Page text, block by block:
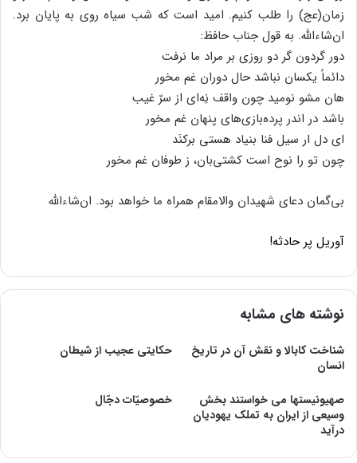
زمان(عج) را طلب کنیم. امید است که شب سیاه روی به پایان برد.
ان‌شاءالله. به قول جناب حافظ:
دور گردون گر دو روزی بر مراد ما نرفت
دائماً یکسان نباشد حال دوران غم مخور
هان مشو نومید چون واقف نِه‌ای از سرّ غیب
باشد در اندر پرده‌بازی‌های پنهان غم مخور
ای دل ار سیل فنا بنیاد هستی برکنَد
چون تو را نوح است کشتی‌بان، ز طوفان غم مخور
بی‌گمان دعای شهیدان والامقام همراه ما خواهد بود. ان‌شاءالله
آوریل پر حادثه!
نوشته های مشابه
شناخت کابالا و نقش آن در تاریخ
انسان
حکایتی عجیب از شیطان
صهیونیستها می خواستند بخش
وسیعی از ایران به تملک یهودیان
درآید
خصوصیّات دجّال